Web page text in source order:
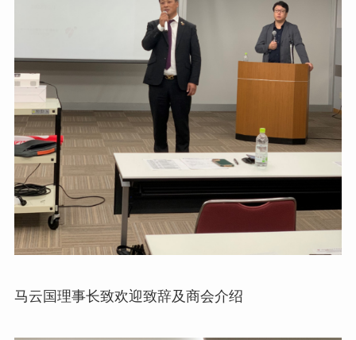
马云国理事长致欢迎致辞及商会介绍